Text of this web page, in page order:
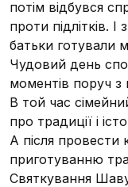
потім відбувся
проти підлітків.
батьки готували
Чудовий день
моментів поруч з
В той час
про традиції і
А після провести
приготуванню
Святкування